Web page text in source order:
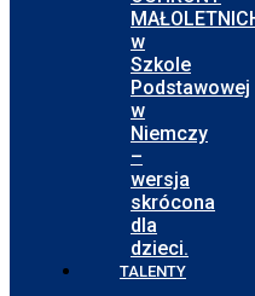
w
Szkole
Podstawowej
w
Niemczy
–
wersja
skrócona
dla
dzieci.
TALENTY